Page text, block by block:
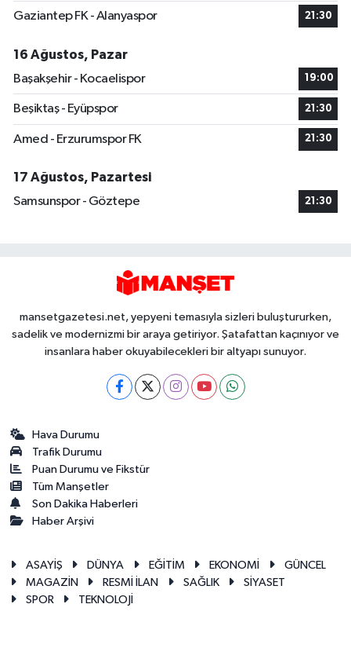
Gaziantep FK - Alanyaspor 21:30
16 Ağustos, Pazar
Başakşehir - Kocaelispor
19:00
Beşiktaş - Eyüpspor 21:30
Amed - Erzurumspor FK 21:30
17 Ağustos, Pazartesi
Samsunspor - Göztepe
21:30
mansetgazetesi.net, yepyeni temasıyla sizleri buluştururken,
sadelik ve modernizmi bir araya getiriyor. Şatafattan kaçınıyor ve
insanlara haber okuyabilecekleri bir altyapı sunuyor.
Hava Durumu
Trafik Durumu
Puan Durumu ve Fikstür
Tüm Manşetler
Son Dakika Haberleri
Haber Arşivi
ASAYİŞ DÜNYA EĞİTİM EKONOMİ
GÜNCEL
MAGAZİN
RESMİ İLAN SAĞLIK
SİYASET
SPOR
TEKNOLOJİ